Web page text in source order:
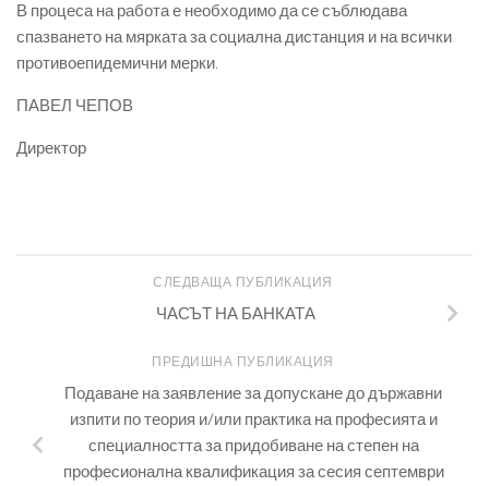
В процеса на работа е необходимо да се съблюдава
спазването на мярката за социална дистанция и на всички
противоепидемични мерки.
ПАВЕЛ ЧЕПОВ
Директор
СЛЕДВАЩА ПУБЛИКАЦИЯ
ЧАСЪТ НА БАНКАТА
ПРЕДИШНА ПУБЛИКАЦИЯ
Подаване на заявление за допускане до държавни
изпити по теория и/или практика на професията и
специалността за придобиване на степен на
професионална квалификация за сесия септември